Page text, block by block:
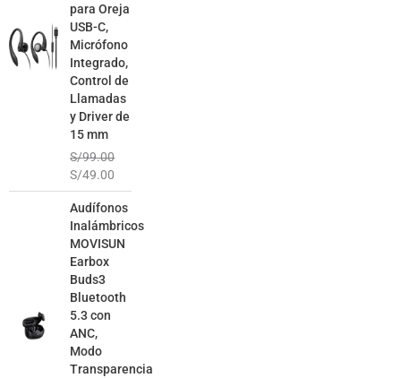
para Oreja
USB-C,
Micrófono
Integrado,
Control de
Llamadas
y Driver de
15 mm
S/99.00
S/49.00
Audífonos
Inalámbricos
MOVISUN
Earbox
Buds3
Bluetooth
5.3 con
ANC,
Modo
Transparencia
precio
era:
S/129.00.
precio